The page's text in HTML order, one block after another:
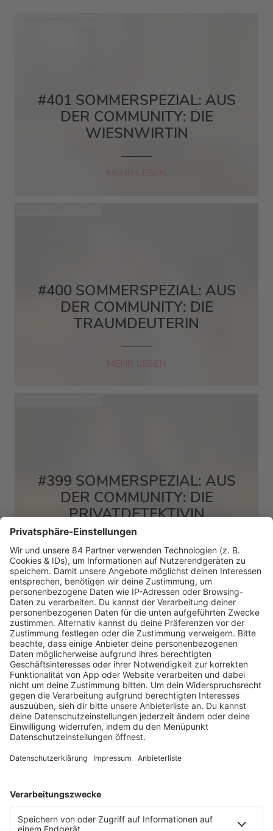
#401 SOMMERSPEZIAL: AUS
DER COMMUNITY: DIE
WIESNWIRTIN
MEHR LESEN
#400 SOMMERSPEZIAL: AUS
DER COMMUNITY: DIE
TRAUMDEUTERIN
MEHR LESEN
#399 SOMMERSPEZIAL: AUS
DER COMMUNITY: DIE
PRIVATDETEKTIVIN
MEHR LESEN
HOME
RADIOS
barba radio
Lagerfeuer
Füße hoch
Schmusekatze
Song Contest
Mädelsabend
Ich hasse Sport
Sonntag Morgen
Strandbar